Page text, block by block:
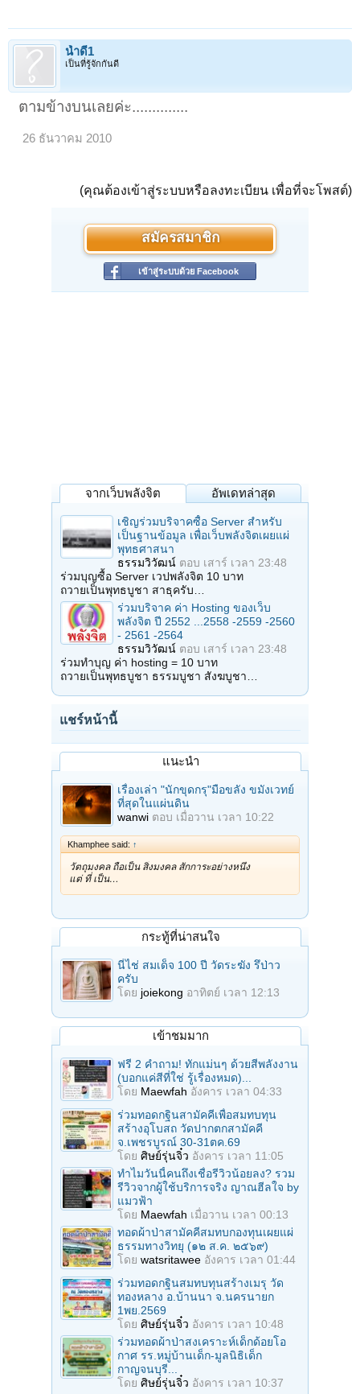
น้ำดี1
เป็นที่รู้จักกันดี
ตามข้างบนเลยค่ะ..............
26 ธันวาคม 2010
(คุณต้องเข้าสู่ระบบหรือลงทะเบียน เพื่อที่จะโพสต์)
สมัครสมาชิก
เข้าสู่ระบบด้วย Facebook
จากเว็บพลังจิต อัพเดทล่าสุด
เชิญร่วมบริจาคซื้อ Server สำหรับ
เป็นฐานข้อมูล เพื่อเว็บพลังจิตเผยแผ่
พุทธศาสนา
ธรรมวิวัฒน์ ตอบ เสาร์ เวลา 23:48
ร่วมบุญซื้อ Server เวปพลังจิต 10 บาท
ถวายเป็นพุทธบูชา สาธุครับ…
ร่วมบริจาค ค่า Hosting ของเว็บ
พลังจิต ปี 2552 ...2558 -2559 -2560
- 2561 -2564
ธรรมวิวัฒน์ ตอบ เสาร์ เวลา 23:48
ร่วมทำบุญ ค่า hosting = 10 บาท
ถวายเป็นพุทธบูชา ธรรมบูชา สังฆบูชา…
แชร์หน้านี้
แนะนำ
เรื่องเล่า "นักขุดกรุ"มือขลัง ขมังเวทย์
ที่สุดในแผ่นดิน
wanwi ตอบ เมื่อวาน เวลา 10:22
Khamphee said: ↑
วัตถุมงคล ถือเป็น สิ่งมงคล สักการะอย่างหนึ่ง
แต่ ที่ เป็น…
กระทู้ที่น่าสนใจ
นี่ไช่ สมเด็จ 100 ปี วัดระฆัง รึป่าว
ครับ
โดย joiekong อาทิตย์ เวลา 12:13
เข้าชมมาก
ฟรี 2 คำถาม! ทักแม่นๆ ด้วยสีพลังงาน
(บอกแค่สีที่ใช่ รู้เรื่องหมด)...
โดย Maewfah อังคาร เวลา 04:33
ร่วมทอดกฐินสามัคคีเพื่อสมทบทุน
สร้างอุโบสถ วัดปากตกสามัคคี
จ.เพชรบูรณ์ 30-31ตค.69
โดย ศิษย์รุ่นจิ๋ว อังคาร เวลา 11:05
ทำไมวันนี้คนถึงเชื่อรีวิวน้อยลง? รวม
รีวิวจากผู้ใช้บริการจริง ญาณฮีลใจ by
แมวฟ้า
โดย Maewfah เมื่อวาน เวลา 00:13
ทอดผ้าป่าสามัคคีสมทบกองทุนเผยแผ่
ธรรมทางวิทยุ (๑๒ ส.ค. ๒๕๖๙)
โดย watsritawee อังคาร เวลา 01:44
ร่วมทอดกฐินสมทบทุนสร้างเมรุ วัด
ทองหลาง อ.บ้านนา จ.นครนายก
1พย.2569
โดย ศิษย์รุ่นจิ๋ว อังคาร เวลา 10:48
ร่วมทอดผ้าป่าสงเคราะห์เด็กด้อยโอ
กาศ รร.หมู่บ้านเด็ก-มูลนิธิเด็ก
กาญจนบุรี...
โดย ศิษย์รุ่นจิ๋ว อังคาร เวลา 10:37